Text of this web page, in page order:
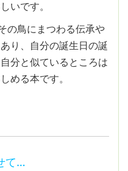
いです。
の鳥にまつわる伝承や
り、自分の誕生日の誕
分と似ているところは
める本です。
て…